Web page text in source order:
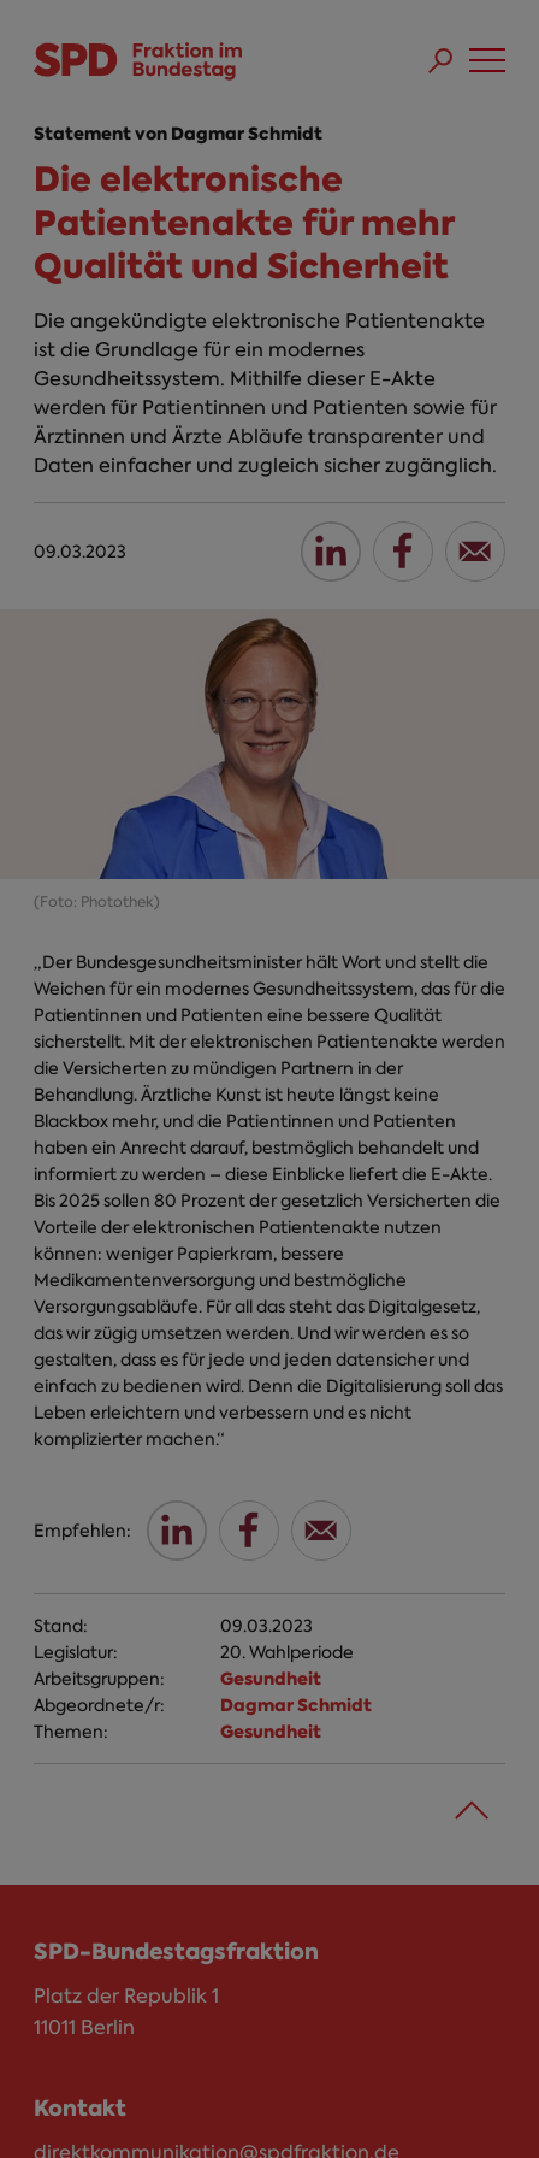
Statement von Dagmar Schmidt
Die elektronische
Patientenakte für mehr
Qualität und Sicherheit
Die angekündigte elektronische Patientenakte
ist die Grundlage für ein modernes
Gesundheitssystem. Mithilfe dieser E-Akte
werden für Patientinnen und Patienten sowie für
Ärztinnen und Ärzte Abläufe transparenter und
Daten einfacher und zugleich sicher zugänglich.
09.03.2023
(Foto: Photothek)
„Der Bundesgesundheitsminister hält Wort und stellt die
Weichen für ein modernes Gesundheitssystem, das für die
Patientinnen und Patienten eine bessere Qualität
sicherstellt. Mit der elektronischen Patientenakte werden
die Versicherten zu mündigen Partnern in der
Behandlung. Ärztliche Kunst ist heute längst keine
Blackbox mehr, und die Patientinnen und Patienten
haben ein Anrecht darauf, bestmöglich behandelt und
informiert zu werden – diese Einblicke liefert die E-Akte.
Bis 2025 sollen 80 Prozent der gesetzlich Versicherten die
Vorteile der elektronischen Patientenakte nutzen
können: weniger Papierkram, bessere
Medikamentenversorgung und bestmögliche
Versorgungsabläufe. Für all das steht das Digitalgesetz,
das wir zügig umsetzen werden. Und wir werden es so
gestalten, dass es für jede und jeden datensicher und
einfach zu bedienen wird. Denn die Digitalisierung soll das
Leben erleichtern und verbessern und es nicht
komplizierter machen.“
Empfehlen:
Stand:
09.03.2023
Legislatur:
20. Wahlperiode
Arbeitsgruppen:
Gesundheit
Abgeordnete/r: Dagmar Schmidt
Themen: Gesundheit
SPD-Bundestagsfraktion
Platz der Republik 1
11011 Berlin
Kontakt
direktkommunikation@spdfraktion.de